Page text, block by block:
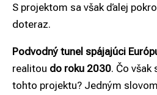
S projektom sa však ďalej
doteraz.
Podvodný tunel spájajúci
realitou do roku 2030. Čo však
tohto projektu? Jedným